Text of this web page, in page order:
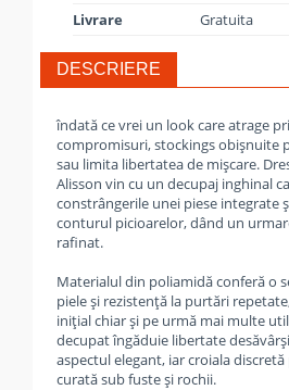
Livrare
Gratuita
DESCRIERE
îndată ce vrei un look care atrage
compromisuri, stockings obișnuite
sau limita libertatea de mișcare.
Alisson vin cu un decupaj inghinal
constrângerile unei piese integrate
conturul picioarelor, dând un
rafinat.
Materialul din poliamidă conferă o
piele și rezistență la purtări
inițial chiar și pe urmă mai multe
decupat îngăduie libertate
aspectul elegant, iar croiala
curată sub fuste și rochii.